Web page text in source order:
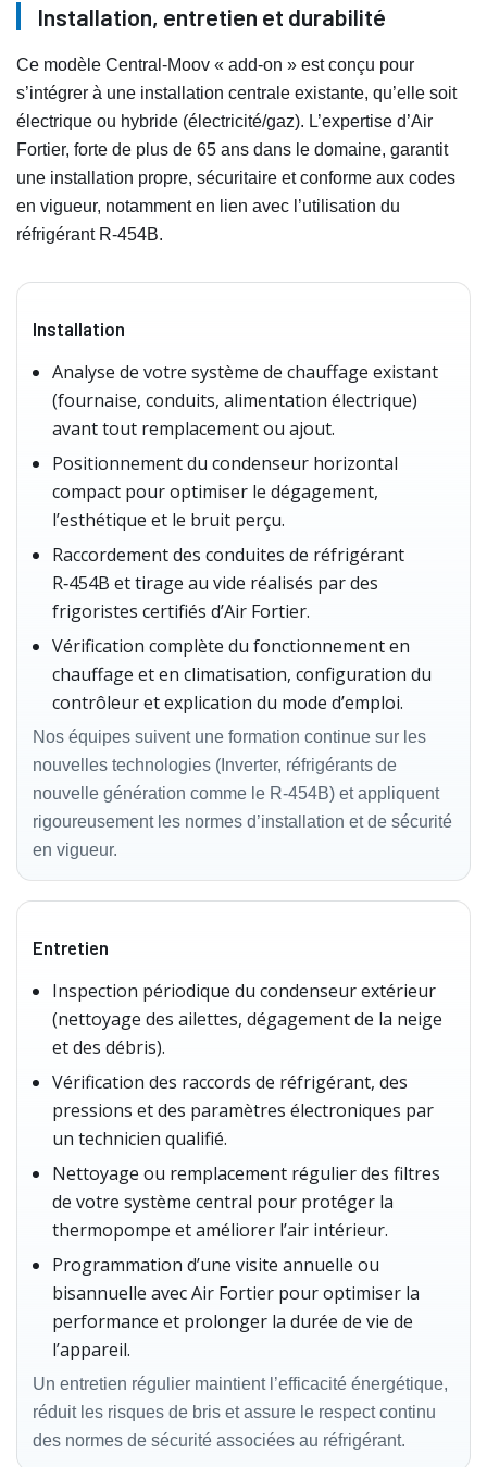
Installation, entretien et durabilité
Ce modèle Central-Moov « add-on » est conçu pour
s’intégrer à une installation centrale existante, qu’elle soit
électrique ou hybride (électricité/gaz). L’expertise d’Air
Fortier, forte de plus de 65 ans dans le domaine, garantit
une installation propre, sécuritaire et conforme aux codes
en vigueur, notamment en lien avec l’utilisation du
réfrigérant R‑454B.
Installation
Analyse de votre système de chauffage existant
(fournaise, conduits, alimentation électrique)
avant tout remplacement ou ajout.
Positionnement du condenseur horizontal
compact pour optimiser le dégagement,
l’esthétique et le bruit perçu.
Raccordement des conduites de réfrigérant
R‑454B et tirage au vide réalisés par des
frigoristes certifiés d’Air Fortier.
Vérification complète du fonctionnement en
chauffage et en climatisation, configuration du
contrôleur et explication du mode d’emploi.
Nos équipes suivent une formation continue sur les
nouvelles technologies (Inverter, réfrigérants de
nouvelle génération comme le R‑454B) et appliquent
rigoureusement les normes d’installation et de sécurité
en vigueur.
Entretien
Inspection périodique du condenseur extérieur
(nettoyage des ailettes, dégagement de la neige
et des débris).
Vérification des raccords de réfrigérant, des
pressions et des paramètres électroniques par
un technicien qualifié.
Nettoyage ou remplacement régulier des filtres
de votre système central pour protéger la
thermopompe et améliorer l’air intérieur.
Programmation d’une visite annuelle ou
bisannuelle avec Air Fortier pour optimiser la
performance et prolonger la durée de vie de
l’appareil.
Un entretien régulier maintient l’efficacité énergétique,
réduit les risques de bris et assure le respect continu
des normes de sécurité associées au réfrigérant.